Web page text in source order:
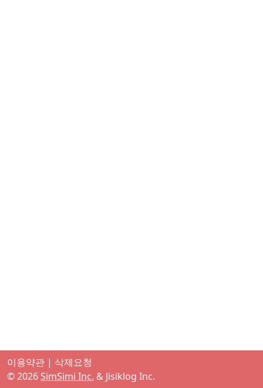
이용약관 | 삭제요청
©2026 SimSimi Inc. & Jisiklog Inc.